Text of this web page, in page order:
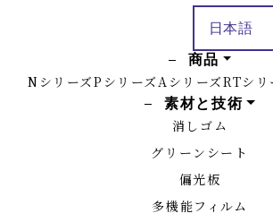
商品
NシリーズPシリーズAシリーズRTシリ
素材と技術
消しゴム
グリーンシート
偏光板
多機能フィルム